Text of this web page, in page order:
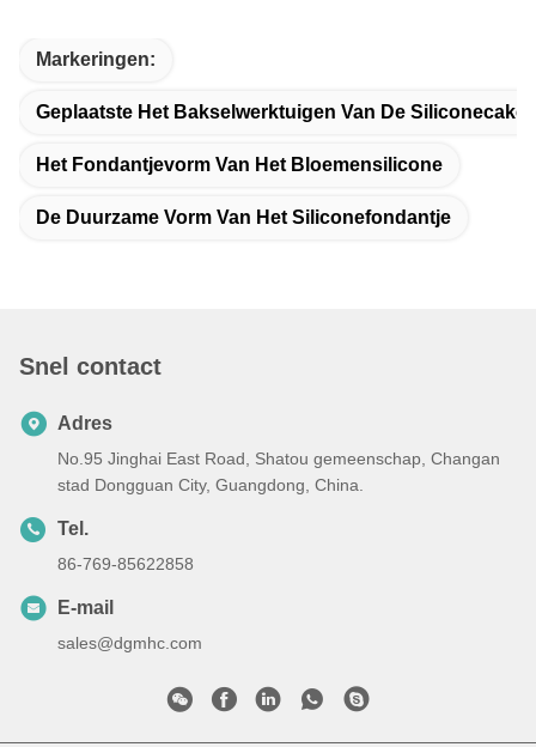
Markeringen:
Geplaatste Het Bakselwerktuigen Van De Siliconecake
Het Fondantjevorm Van Het Bloemensilicone
De Duurzame Vorm Van Het Siliconefondantje
Snel contact
Adres
No.95 Jinghai East Road, Shatou gemeenschap, Changan
stad Dongguan City, Guangdong, China.
Tel.
86-769-85622858
E-mail
sales@dgmhc.com